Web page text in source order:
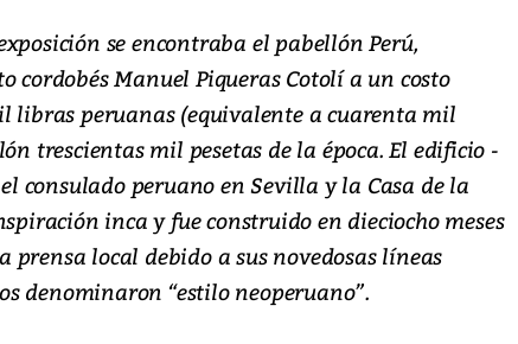
se encontraba el pabellón Perú,
cordobés Manuel Piqueras Cotolí a un costo
libras peruanas (equivalente a cuarenta mil
trescientas mil pesetas de la época. El edificio -
consulado peruano en Sevilla y la Casa de la
inca y fue construido en dieciocho meses
prensa local debido a sus novedosas líneas
denominaron “estilo neoperuano”.